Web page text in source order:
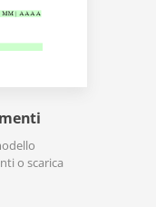
o scarica